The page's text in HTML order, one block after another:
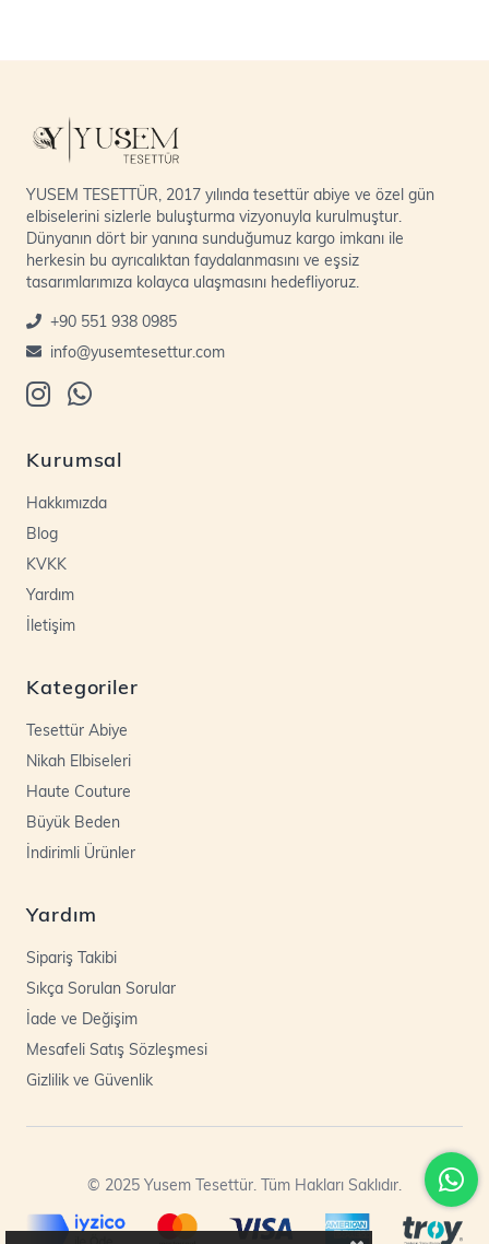
YUSEM TESETTÜR, 2017 yılında tesettür abiye ve özel gün
elbiselerini sizlerle buluşturma vizyonuyla kurulmuştur.
Dünyanın dört bir yanına sunduğumuz kargo imkanı ile
herkesin bu ayrıcalıktan faydalanmasını ve eşsiz
tasarımlarımıza kolayca ulaşmasını hedefliyoruz.
+90 551 938 0985
info@yusemtesettur.com
Kurumsal
Hakkımızda
Blog
KVKK
Yardım
İletişim
Kategoriler
Tesettür Abiye
Nikah Elbiseleri
Haute Couture
Büyük Beden
İndirimli Ürünler
Yardım
Sipariş Takibi
Sıkça Sorulan Sorular
İade ve Değişim
Mesafeli Satış Sözleşmesi
Gizlilik ve Güvenlik
© 2025 Yusem Tesettür. Tüm Hakları Saklıdır.